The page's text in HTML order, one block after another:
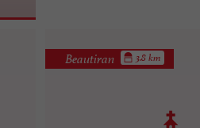
Beautiran 3.8 km